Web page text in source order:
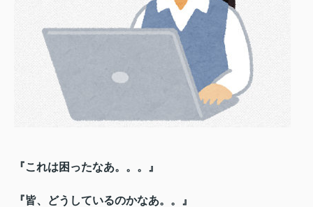
『これは困ったなあ。。。』
『皆、どうしているのかなあ。。』